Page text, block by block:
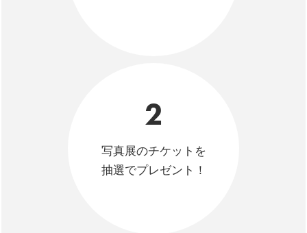
2
写真展のチケットを
抽選でプレゼント！